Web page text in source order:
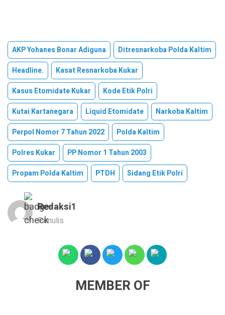
AKP Yohanes Bonar Adiguna
Ditresnarkoba Polda Kaltim
Headline.
Kasat Resnarkoba Kukar
Kasus Etomidate Kukar
Kode Etik Polri
Kutai Kartanegara
Liquid Etomidate
Narkoba Kaltim
Perpol Nomor 7 Tahun 2022
Polda Kaltim
Polres Kukar
PP Nomor 1 Tahun 2003
Propam Polda Kaltim
PTDH Sidang Etik Polri
Redaksi1
Penulis
MEMBER OF